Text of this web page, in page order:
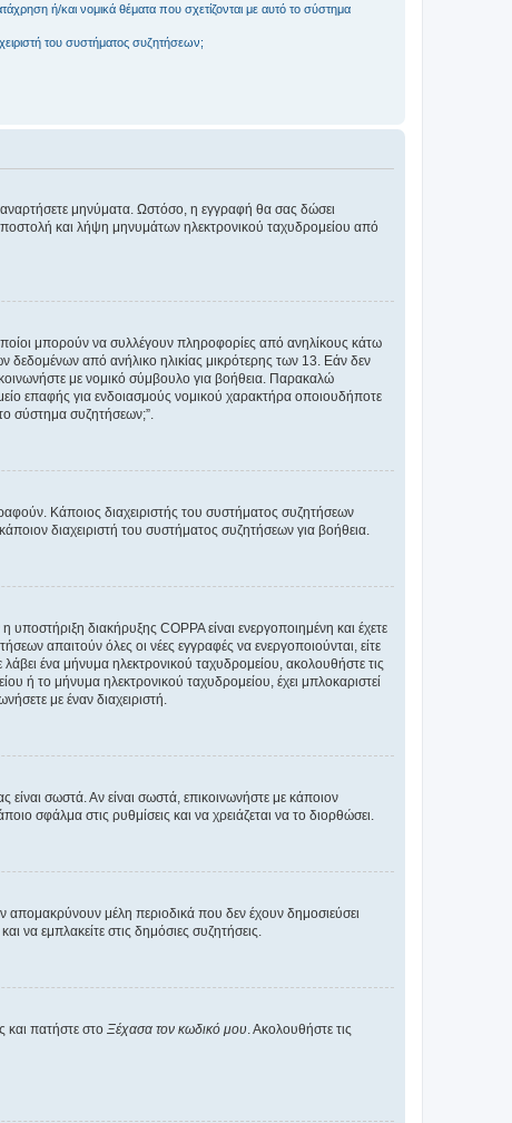
ή/και νομικά θέματα που σχετίζονται με αυτό το σύστημα
του συστήματος συζητήσεων;
αναρτήσετε μηνύματα. Ωστόσο, η εγγραφή θα σας δώσει
και λήψη μηνυμάτων ηλεκτρονικού ταχυδρομείου από
μπορούν να συλλέγουν πληροφορίες από ανηλίκους κάτω
από ανήλικο ηλικίας μικρότερης των 13. Εάν δεν
με νομικό σύμβουλο για βοήθεια. Παρακαλώ
επαφής για ενδοιασμούς νομικού χαρακτήρα οποιουδήποτε
σύστημα συζητήσεων;”.
Κάποιος διαχειριστής του συστήματος συζητήσεων
διαχειριστή του συστήματος συζητήσεων για βοήθεια.
διακήρυξης COPPA είναι ενεργοποιημένη και έχετε
απαιτούν όλες οι νέες εγγραφές να ενεργοποιούνται, είτε
ένα μήνυμα ηλεκτρονικού ταχυδρομείου, ακολουθήστε τις
ή το μήνυμα ηλεκτρονικού ταχυδρομείου, έχει μπλοκαριστεί
με έναν διαχειριστή.
σωστά. Αν είναι σωστά, επικοινωνήστε με κάποιον
σφάλμα στις ρυθμίσεις και να χρειάζεται να το διορθώσει.
απομακρύνουν μέλη περιοδικά που δεν έχουν δημοσιεύσει
να εμπλακείτε στις δημόσιες συζητήσεις.
και πατήστε στο Ξέχασα τον κωδικό μου . Ακολουθήστε τις